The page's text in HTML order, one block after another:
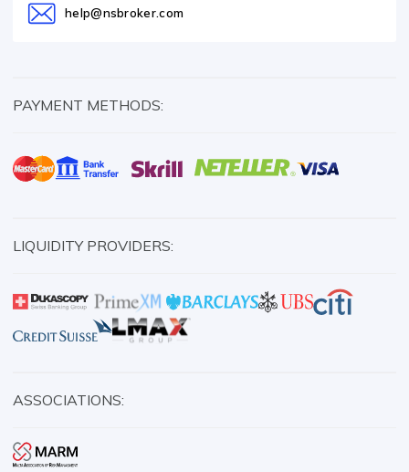
help@nsbroker.com
PAYMENT METHODS:
LIQUIDITY PROVIDERS:
ASSOCIATIONS: